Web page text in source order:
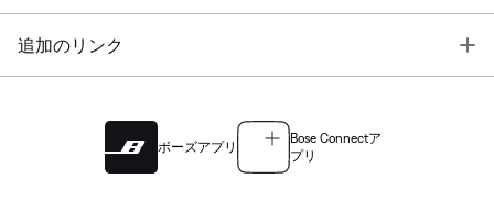
追加のリンク
ボーズアプリ
Bose Connectア
プリ